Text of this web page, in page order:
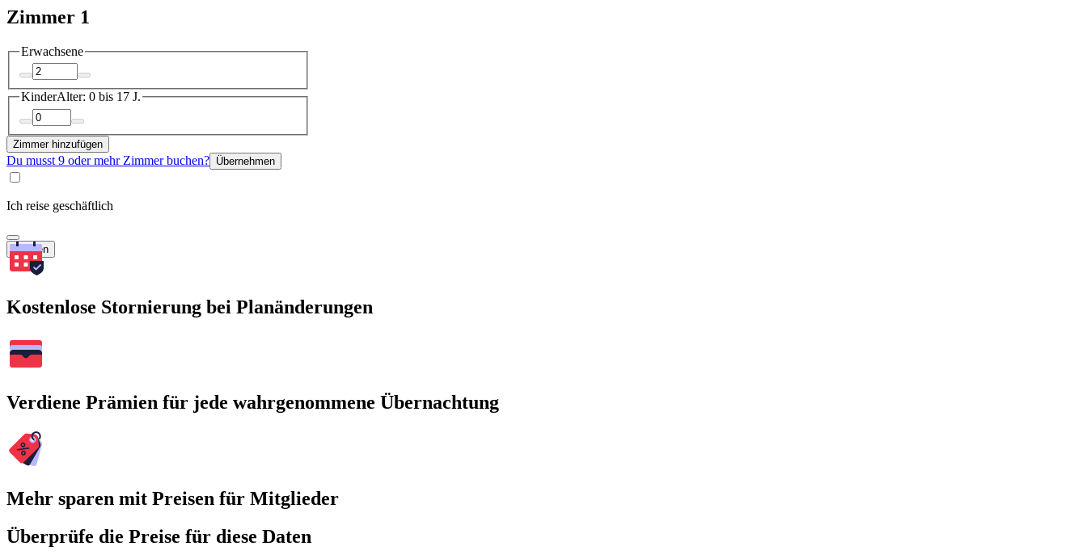
Zimmer 1
Erwachsene
KinderAlter: 0 bis 17 J.
Zimmer hinzufügen
Du musst 9 oder mehr Zimmer buchen? Übernehmen
Ich reise geschäftlich
Suchen
Kostenlose Stornierung bei Planänderungen
Verdiene Prämien für jede wahrgenommene Übernachtung
Mehr sparen mit Preisen für Mitglieder
Überprüfe die Preise für diese Daten